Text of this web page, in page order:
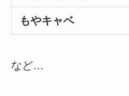
もやキャベ
など…